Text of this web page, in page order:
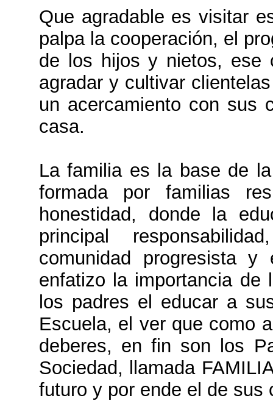
Que agradable es visitar
palpa la cooperación, el
de los hijos y nietos, ese
agradar y cultivar
un acercamiento con sus
casa.
La familia es la base de
formada por familias
honestidad, donde la
principal
comunidad progresista
enfatizo la importancia de
los padres el educar a
Escuela, el ver que como
deberes, en fin son los
Sociedad, llamada
futuro y por ende el de sus